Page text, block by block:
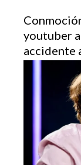
youtuber
accidente